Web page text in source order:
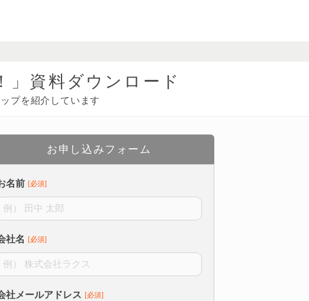
」資料ダウンロード
プを紹介しています
お申し込みフォーム
名前
社名
社メールアドレス